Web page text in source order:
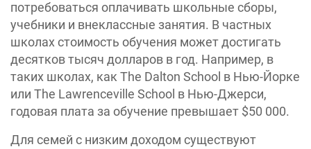
потребоваться оплачивать школьные сборы,
учебники и внеклассные занятия. В частных
школах стоимость обучения может достигать
десятков тысяч долларов в год. Например, в
таких школах, как The Dalton School в Нью-Йорке
или The Lawrenceville School в Нью-Джерси,
годовая плата за обучение превышает $50 000.
Для семей с низким доходом существуют